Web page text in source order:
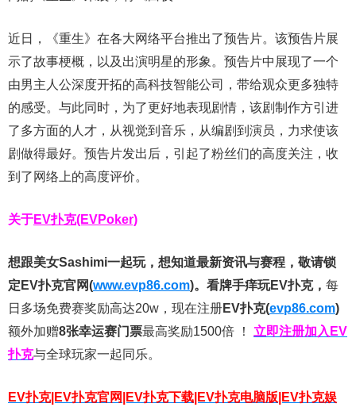
近日，《重生》在各大网络平台推出了预告片。该预告片展
示了故事梗概，以及出演明星的形象。预告片中展现了一个
由男主人公深度开拓的高科技智能公司，带给观众更多独特
的感受。与此同时，为了更好地表现剧情，该剧制作方引进
了多方面的人才，从视觉到音乐，从编剧到演员，力求使该
剧做得最好。预告片发出后，引起了粉丝们的高度关注，收
到了网络上的高度评价。
关于EV扑克(EVPoker)
想跟美女Sashimi一起玩， 想知道最新资讯与赛程， 敬请锁
定EV扑克官网(www.evp86.com)。 看牌手痒玩EV扑克， 每
日多场免费赛奖励高达20w，现在注册EV扑克(evp86.com)
额外加赠8张幸运赛门票最高奖励1500倍 ！ 立即注册加入EV
扑克与全球玩家一起同乐。
EV扑克|EV扑克官网|EV扑克下载|EV扑克电脑版|EV扑克娱